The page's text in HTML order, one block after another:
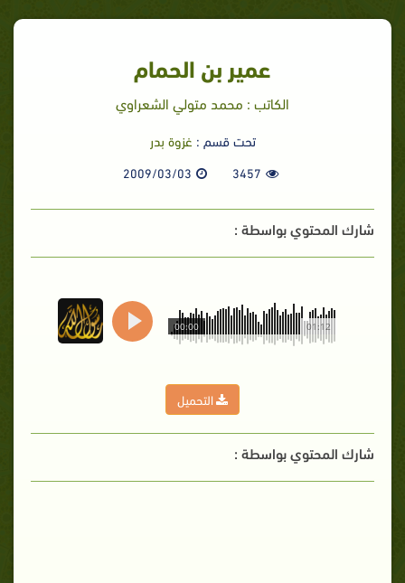
عمير بن الحمام
الكاتب : محمد متولي الشعراوي
تحت قسم : غزوة بدر
3457
2009/03/03
شارك المحتوي بواسطة :
01:12
00:00
التحميل
شارك المحتوي بواسطة :